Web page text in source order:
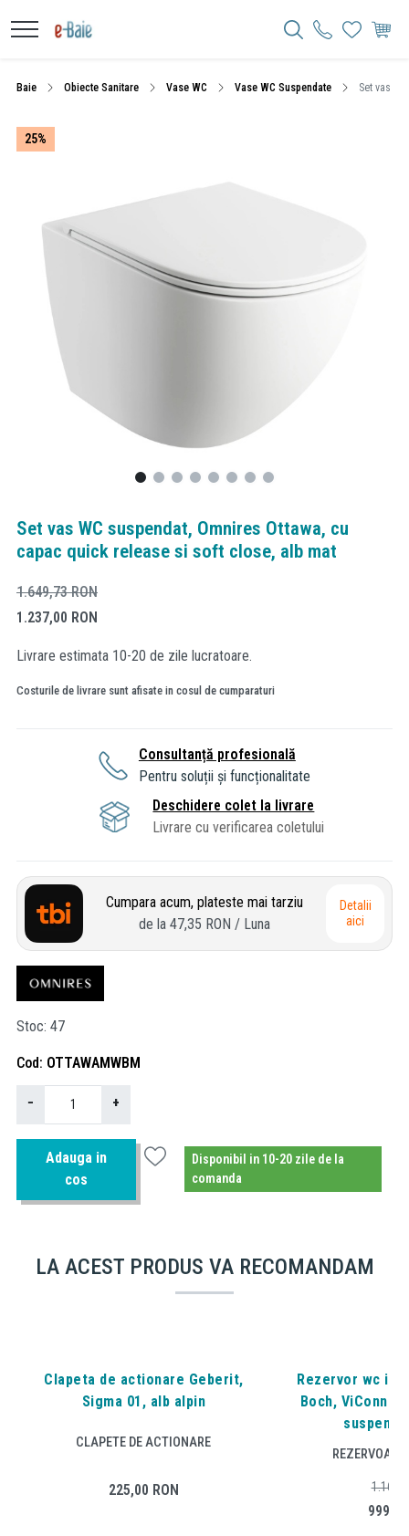
Baie Obiecte Sanitare Vase WC Vase WC Suspendate Set vas
25%
Set vas WC suspendat, Omnires Ottawa, cu
capac quick release si soft close, alb mat
1.649,73RON
1.237,00 RON
Livrare estimata 10-20 de zile lucratoare.
Costurile de livrare sunt afisate in cosul de cumparaturi
Consultanță profesională
Pentru soluții și funcționalitate
Deschidere colet la livrare
Livrare cu verificarea coletului
Cumpara acum, plateste mai tarziu
de la 47,35 RON / Luna
Detalii
aici
Stoc 47
Cod OTTAWAMWBM
− +
Adauga in
cos
Disponibil in 10-20 zile de la
comanda
LA ACEST PRODUS VA RECOMANDAM
Clapeta de actionare Geberit,
Sigma 01, alb alpin
CLAPETE DE ACTIONARE
225,00 RON
Rezervor wc
Boch,